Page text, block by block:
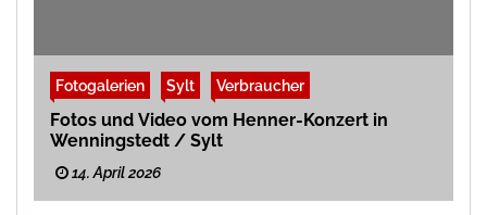
Fotogalerien Sylt Verbraucher
Fotos und Video vom Henner-Konzert in
Wenningstedt / Sylt
14. April 2026